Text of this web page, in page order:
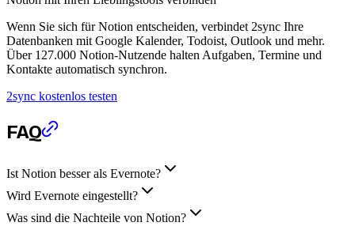
Wenn Sie sich für Notion entscheiden, verbindet 2sync Ihre
Datenbanken mit Google Kalender, Todoist, Outlook und mehr.
Über 127.000 Notion-Nutzende halten Aufgaben, Termine und
Kontakte automatisch synchron.
2sync kostenlos testen
FAQ
Ist Notion besser als Evernote?
Wird Evernote eingestellt?
Was sind die Nachteile von Notion?